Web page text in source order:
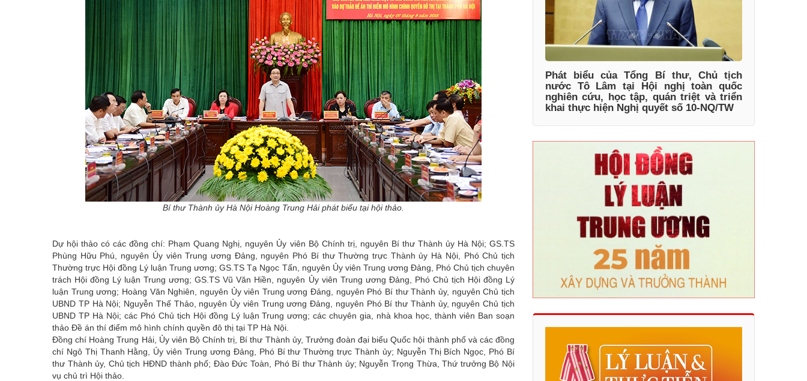
Bí thư Thành ủy Hà Nội Hoàng Trung Hải phát biểu tại hội thảo.
Dự hội thảo có các đồng chí: Phạm Quang Nghị, nguyên Ủy viên Bộ Chính trị, nguyên Bí thư Thành ủy Hà Nội; GS.TS
Phùng Hữu Phú, nguyên Ủy viên Trung ương Đảng, nguyên Phó Bí thư Thường trực Thành ủy Hà Nội, Phó Chủ tịch
Thường trực Hội đồng Lý luận Trung ương; GS.TS Tạ Ngọc Tấn, nguyên Ủy viên Trung ương Đảng, Phó Chủ tịch chuyên
trách Hội đồng Lý luận Trung ương; GS.TS Vũ Văn Hiền, nguyên Ủy viên Trung ương Đảng, Phó Chủ tịch Hội đồng Lý
luận Trung ương; Hoàng Văn Nghiên, nguyên Ủy viên Trung ương Đảng, nguyên Phó Bí thư Thành ủy, nguyên Chủ tịch
UBND TP Hà Nội; Nguyễn Thế Thảo, nguyên Ủy viên Trung ương Đảng, nguyên Phó Bí thư Thành ủy, nguyên Chủ tịch
UBND TP Hà Nội; các Phó Chủ tịch Hội đồng Lý luận Trung ương; các chuyên gia, nhà khoa học, thành viên Ban soạn
thảo Đề án thí điểm mô hình chính quyền đô thị tại TP Hà Nội.
Đồng chí Hoàng Trung Hải, Ủy viên Bộ Chính trị, Bí thư Thành ủy, Trưởng đoàn đại biểu Quốc hội thành phố và các đồng
chí Ngô Thị Thanh Hằng, Ủy viên Trung ương Đảng, Phó Bí thư Thường trực Thành ủy; Nguyễn Thị Bích Ngọc, Phó Bí
thư Thành ủy, Chủ tịch HĐND thành phố; Đào Đức Toàn, Phó Bí thư Thành ủy; Nguyễn Trọng Thừa, Thứ trưởng Bộ Nội
vụ chủ trì Hội thảo.
Phát biểu của Tổng Bí thư, Chủ tịch
nước Tô Lâm tại Hội nghị toàn quốc
nghiên cứu, học tập, quán triệt và triển
khai thực hiện Nghị quyết số 10-NQ/TW